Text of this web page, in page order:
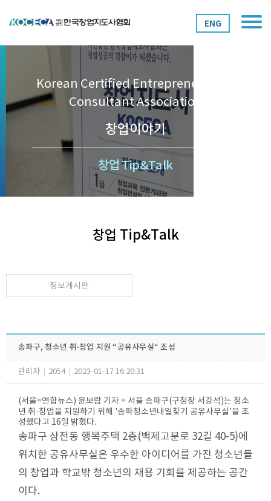
ENG
Korean Certified Entrepreneurship
Consultant Association
창업이야기
창업 Tip&Talk
창업 Tip&Talk
정보게시판
송파구, 청소년 취·창업 지원 “공유사무실“ 조성
관리자 2054 2023-01-17 16:20:31
(서울=연합뉴스) 윤보람 기자 = 서울 송파구(구청장 서강석)는 청소
년 취·창업을 지원하기 위해 '송파청소년내일찾기 공유사무실'을 조
성했다고 16일 밝혔다.
송파구 삼전동 행복주택 2층(백제고분로 32길 40-5)에
위치한 공유사무실은 우수한 아이디어를 가진 청소년들
의 창업과 학교밖 청소년의 채용 기회를 제공하는 공간
이다.